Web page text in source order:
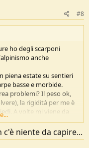
#8
ho degli scarponi
anche
piena estate su sentieri
basse e morbide.
problemi? Il peso ok,
la rigidità per me è
A volte mi viene da
che i vostri scrponi
uno scrpone "è una
niente da capire...